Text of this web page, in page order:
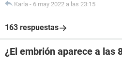
Karla - 6 may 2022 a las 23:15
163 respuestas
¿El embrión aparece a las